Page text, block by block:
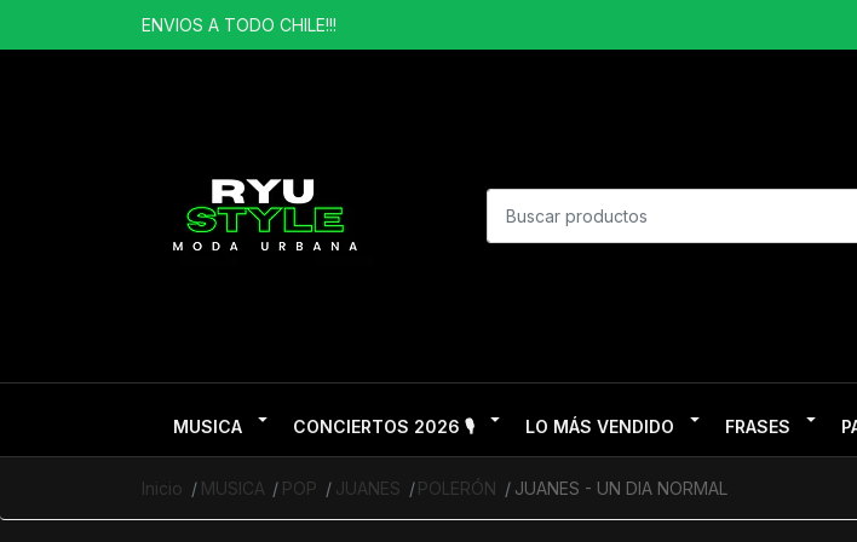
ENVIOS A TODO CHILE!!!
MUSICA CONCIERTOS 2026 🎙️ LO MÁS VENDIDO FRASES
Inicio MUSICA POP JUANES POLERÓN JUANES - UN DIA NORMAL